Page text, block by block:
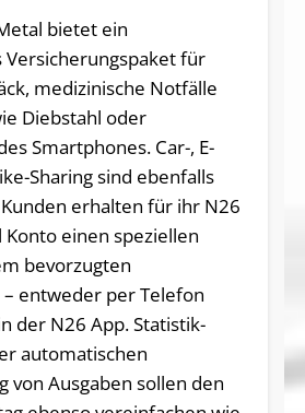
bietet ein
für
medizinische Notfälle
Diebstahl oder
Smartphones. Car-, E-
Sharing sind ebenfalls
erhalten für ihr N26
Konto einen speziellen
bevorzugten
entweder per Telefon
der N26 App. Statistik-
automatischen
von Ausgaben sollen den